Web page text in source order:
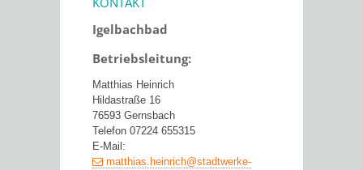
Igelbachbad
Betriebsleitung:
Matthias Heinrich
Hildastraße 16
76593 Gernsbach
Telefon 07224 655315
E-Mail:
matthias.heinrich@stadtwerke-